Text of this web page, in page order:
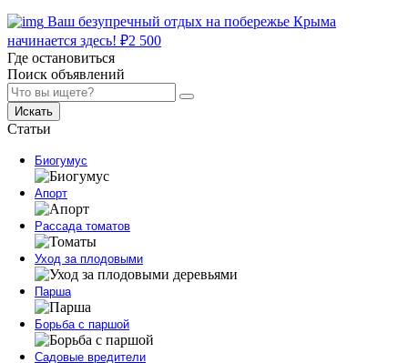
Ваш безупречный отдых на побережье Крыма
начинается здесь! ₽2 500
Где остановиться
Поиск объявлений
Искать
Статьи
Биогумус
Апорт
Рассада томатов
Уход за плодовыми
Парша
Борьба с паршой
Садовые вредители